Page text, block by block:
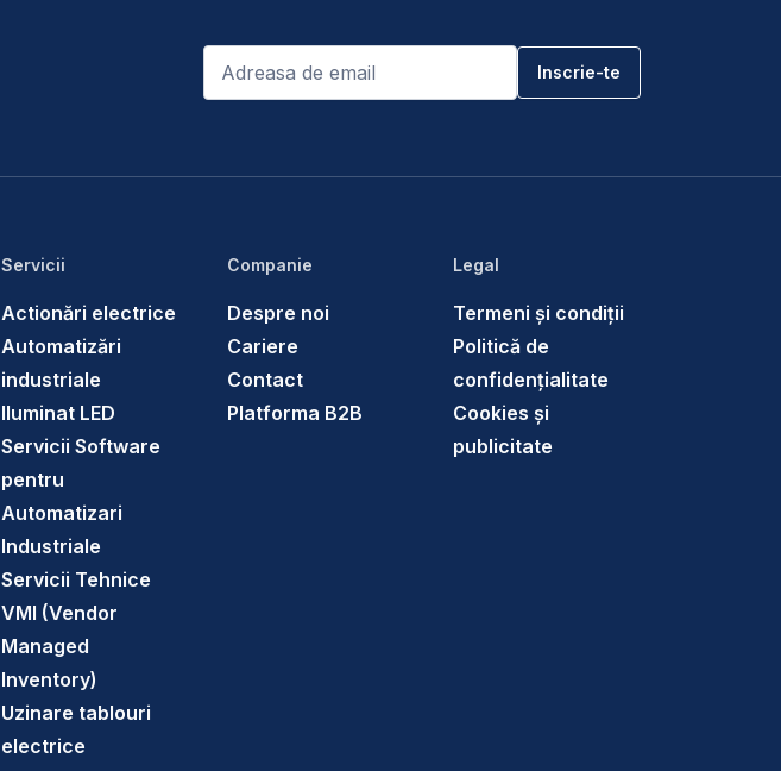
Email
Servicii
Actionări electrice
Automatizări
industriale
Iluminat LED
Servicii Software
pentru
Automatizari
Industriale
Servicii Tehnice
VMI (Vendor
Managed
Inventory)
Uzinare tablouri
electrice
Companie
Despre noi
Cariere
Contact
Platforma B2B
Legal
Termeni și condiții
Politică de
confidențialitate
Cookies și
publicitate